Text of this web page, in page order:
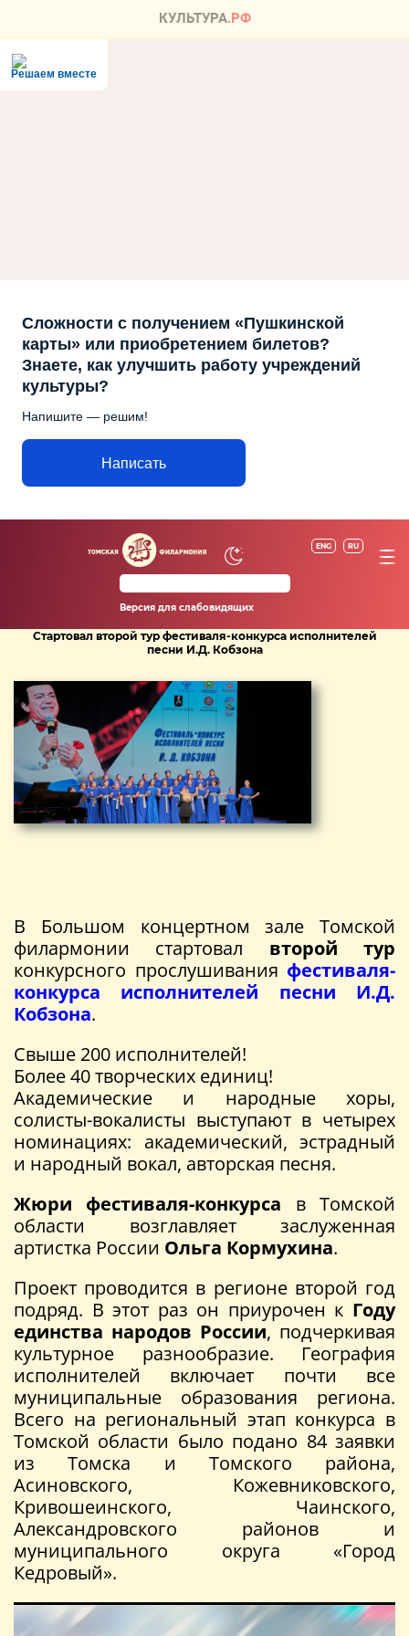
Решаем вместе
Сложности с получением «Пушкинской
карты» или приобретением билетов?
Знаете, как улучшить работу учреждений
культуры?
Напишите — решим!
Написать
ENG RU
Версия для слабовидящих
Стартовал второй тур фестиваля-конкурса исполнителей
песни И.Д. Кобзона
В Большом концертном зале Томской
филармонии стартовал второй тур
конкурсного прослушивания фестиваля-
конкурса исполнителей песни И.Д.
Кобзона.
Свыше 200 исполнителей!
Более 40 творческих единиц!
Академические и народные хоры,
солисты-вокалисты выступают в четырех
номинациях: академический, эстрадный
и народный вокал, авторская песня.
Жюри фестиваля-конкурса в Томской
области возглавляет заслуженная
артистка России Ольга Кормухина.
Проект проводится в регионе второй год
подряд. В этот раз он приурочен к Году
единства народов России, подчеркивая
культурное разнообразие. География
исполнителей включает почти все
муниципальные образования региона.
Всего на региональный этап конкурса в
Томской области было подано 84 заявки
из Томска и Томского района,
Асиновского, Кожевниковского,
Кривошеинского, Чаинского,
Александровского районов и
муниципального округа «Город
Кедровый».
Видеоплеер